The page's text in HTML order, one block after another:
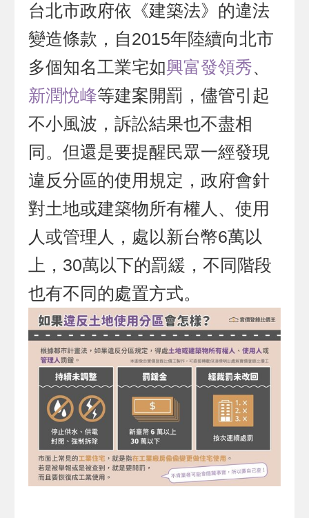
台北市政府依《建築法》的違法
變造條款，自2015年陸續向北市
多個知名工業宅如興富發領秀、
新潤悅峰等建案開罰，儘管引起
不小風波，訴訟結果也不盡相
同。但還是要提醒民眾一經發現
違反分區的使用規定，政府會針
對土地或建築物所有權人、使用
人或管理人，處以新台幣6萬以
上，30萬以下的罰緩，不同階段
也有不同的處置方式。